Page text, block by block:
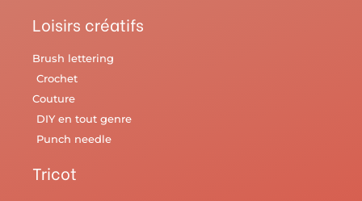
Loisirs créatifs
Brush lettering
Crochet
Couture
DIY en tout genre
Punch needle
Tricot